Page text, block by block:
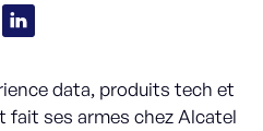
data, produits tech et
fait ses armes chez Alcatel